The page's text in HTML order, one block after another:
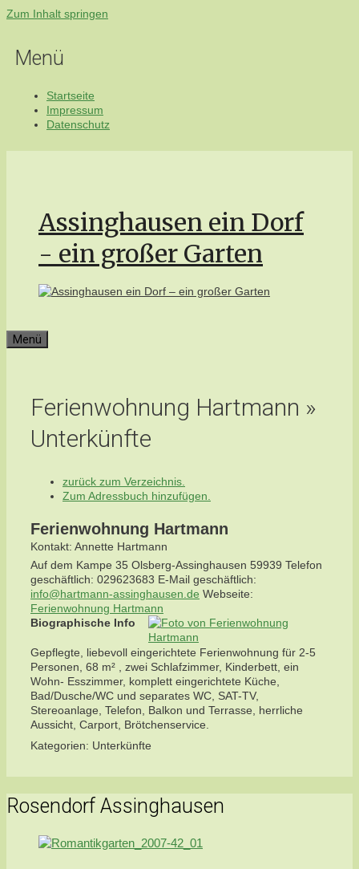
Zum Inhalt springen
Menü
Startseite
Impressum
Datenschutz
Assinghausen ein Dorf
- ein großer Garten
Menü
Ferienwohnung Hartmann »
Unterkünfte
zurück zum Verzeichnis.
Zum Adressbuch hinzufügen.
Ferienwohnung Hartmann
Kontakt: Annette Hartmann
Auf dem Kampe 35 Olsberg-Assinghausen 59939 Telefon
geschäftlich: 029623683 E-Mail geschäftlich:
info@hartmann-assinghausen.de Webseite:
Ferienwohnung Hartmann
Biographische Info
Gepflegte, liebevoll eingerichtete Ferienwohnung für 2-5
Personen, 68 m² , zwei Schlafzimmer, Kinderbett, ein
Wohn- Esszimmer, komplett eingerichtete Küche,
Bad/Dusche/WC und separates WC, SAT-TV,
Stereoanlage, Telefon, Balkon und Terrasse, herrliche
Aussicht, Carport, Brötchenservice.
Kategorien: Unterkünfte
Rosendorf Assinghausen